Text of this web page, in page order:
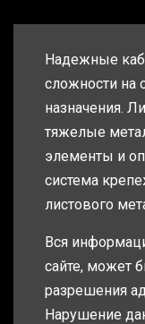
Надежные
сложности на
назначения.
тяжелые
элементы и
система
листового
Вся
сайте, может
разрешения
Нарушение